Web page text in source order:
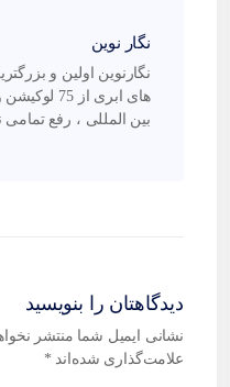
نگار نوین
نگارنوین اولین و
بین المللی ، رفع تمامی
دیدگاهتان را بنویسید
نشانی ایمیل شما منتشر
علامت‌گذاری شده‌اند *